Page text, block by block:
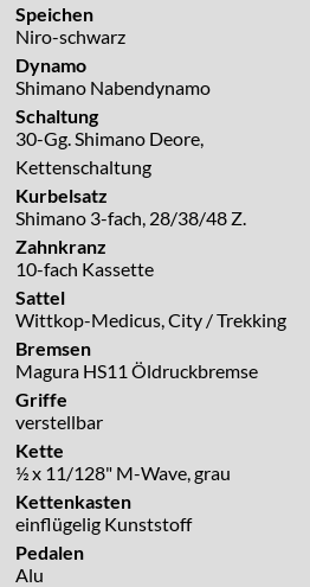
Speichen
Niro-schwarz
Dynamo
Shimano Nabendynamo
Schaltung
30-Gg. Shimano Deore,
Kettenschaltung
Kurbelsatz
Shimano 3-fach, 28/38/48 Z.
Zahnkranz
10-fach Kassette
Sattel
Wittkop-Medicus, City / Trekking
Bremsen
Magura HS11 Öldruckbremse
Griffe
verstellbar
Kette
½ x 11/128" M-Wave, grau
Kettenkasten
einflügelig Kunststoff
Pedalen
Alu